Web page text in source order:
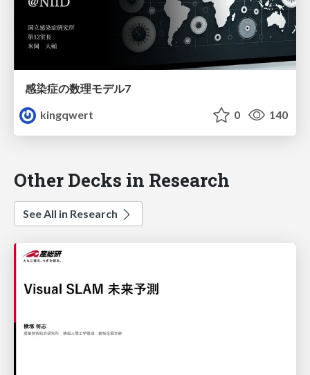
感染症の数理モデル7
kingqwert
0 140
Other Decks in Research
See All in Research